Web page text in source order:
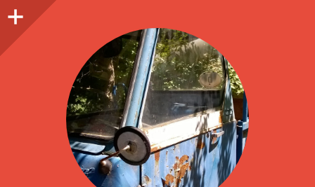
O
p
e
n
i
d
e
b
a
Seitenleiste